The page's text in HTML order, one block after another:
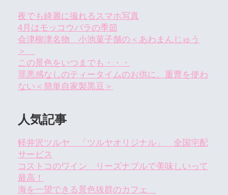
夜でも綺麗に撮れるスマホ写真
4月はモッコウバラの季節
会津柳津名物 小池菓子舗の＜あわまんじゅう
＞
この景色をいつまでも・・・
罪悪感なしのティータイムのお供に。重曹を使わ
ない＜簡単自家製黒豆＞
人気記事
軽井沢ツルヤ 「ツルヤオリジナル」 全国宅配
サービス
コストコのワイン リーズナブルで美味しいって
最高！
海を一望できる景色抜群のカフェ